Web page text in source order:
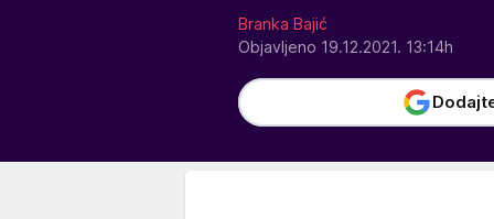
Branka Bajić
Objavljeno 19.12.2021. 13:14h